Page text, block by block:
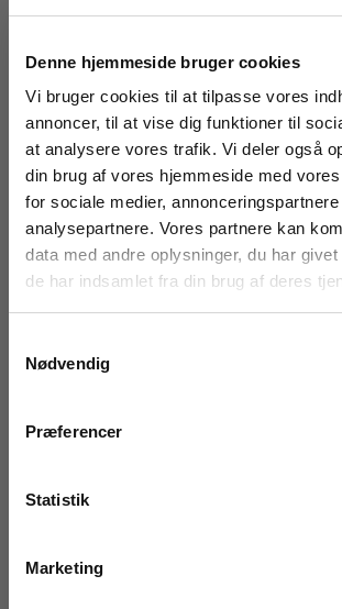
Denne hjemmeside bruger cookies
Vi bruger cookies til at tilpasse vores
annoncer, til at vise dig funktioner til
at analysere vores trafik. Vi deler også
din brug af vores hjemmeside med
for sociale medier, annonceringspartnere
analysepartnere. Vores partnere kan
data med andre oplysninger, du har
de har indsamlet fra din brug af deres
Nødvendig
Præferencer
Statistik
Marketing
Stoff Nagel
Vis produkt
FÅ 20%
*Din rabat kan ikke bruges på i forvejen
produkter fra Rocket .
markedsføring med gode tilbud og inspiration. Du
samtykke tilbage. Med dit samtykke accepterer du